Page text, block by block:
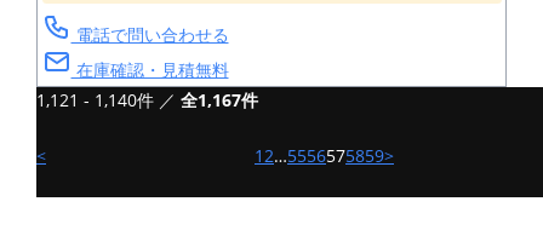
電話で問い合わせる
在庫確認・見積無料
1,121 - 1,140件 ／ 全1,167件
< 1 2…5556575859>
Ver 2.1.0